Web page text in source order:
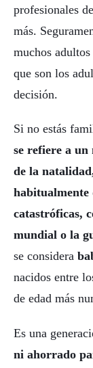
profesionales
más.
muchos
que son los
decisión.
Si no estás
se refiere a un
de la
habitualmente
catastróficas,
mundial o la
se considera
nacidos entre
de edad más
Es una
ni ahorrado